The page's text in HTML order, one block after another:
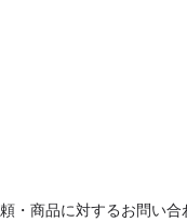
・商品に対するお問い合